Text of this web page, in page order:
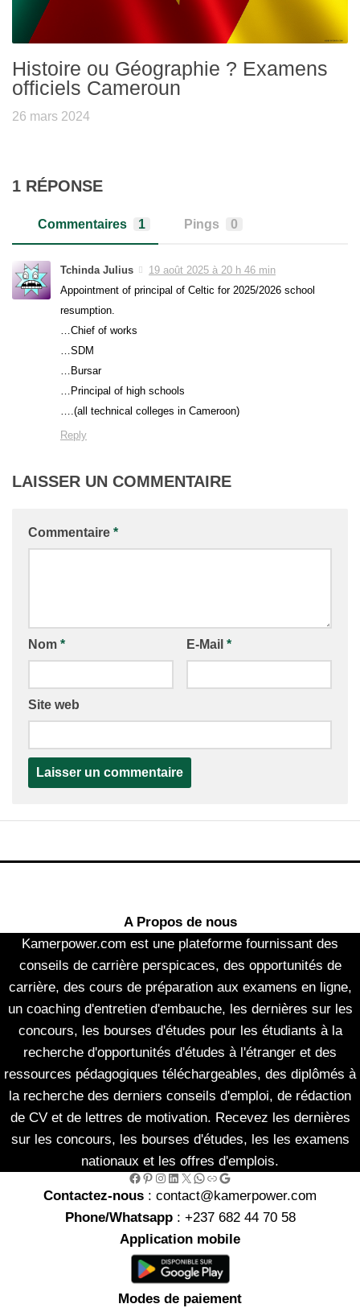
Histoire ou Géographie ? Examens
officiels Cameroun
26 mars 2024
1 RÉPONSE
Commentaires 1 Pings 0
Tchinda Julius
19 août 2025 à 20 h 46 min
Appointment of principal of Celtic for 2025/2026 school
resumption.
…Chief of works
…SDM
…Bursar
…Principal of high schools
….(all technical colleges in Cameroon)
Reply
LAISSER UN COMMENTAIRE
Commentaire *
Nom * E-Mail *
Site web
A Propos de nous
Kamerpower.com est une plateforme fournissant des
conseils de carrière perspicaces, des opportunités de
carrière, des cours de préparation aux examens en ligne,
un coaching d'entretien d'embauche, les dernières sur les
concours, les bourses d'études pour les étudiants à la
recherche d'opportunités d'études à l'étranger et des
ressources pédagogiques téléchargeables, des diplômés à
la recherche des derniers conseils d'emploi, de rédaction
de CV et de lettres de motivation. Recevez les dernières
sur les concours, les bourses d'études, les les examens
nationaux et les offres d'emplois.
Facebook Pinterest InstagramLinkedIn X WhatsApp Link Google
Contactez-nous : contact@kamerpower.com
Phone/Whatsapp: +237 682 44 70 58
Application mobile
Modes de paiement